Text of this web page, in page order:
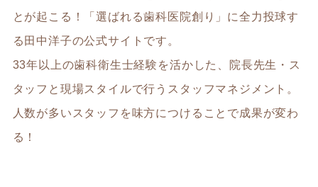
とが起こる！「選ばれる歯科医院創り」に全力投球す
る田中洋子の公式サイトです。
33年以上の歯科衛生士経験を活かした、院長先生・ス
タッフと現場スタイルで行うスタッフマネジメント。
人数が多いスタッフを味方につけることで成果が変わ
る！